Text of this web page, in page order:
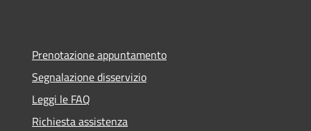
Prenotazione appuntamento
Segnalazione disservizio
Leggi le FAQ
Richiesta assistenza